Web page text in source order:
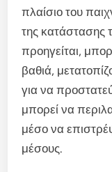
πλαίσιο του
της κατάστασης
προηγείται,
βαθιά,
για να
μπορεί να
μέσο να
μέσους.